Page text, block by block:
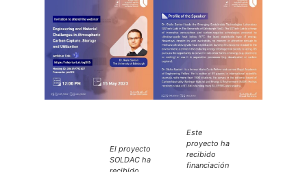
El proyecto
SOLDAC ha
Este
proyecto ha
recibido
financiación